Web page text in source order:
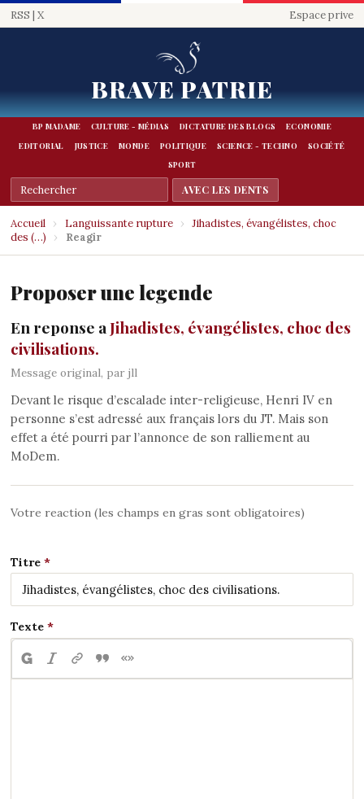
RSS | X Espace prive
BRAVE PATRIE
BP MADAME CULTURE - MÉDIAS DICTATURE DES BLOGS
ECONOMIE
EDITORIAL
JUSTICE MONDE POLITIQUE SCIENCE - TECHNO
SOCIÉTÉ
SPORT
Accueil › Languissante rupture ›
Jihadistes, évangélistes, choc
des (…)
› Reagir
Proposer une legende
En reponse aJihadistes, évangélistes, choc des
civilisations.
Message original, par jll
Devant le risque d’escalade inter-religieuse, Henri IV en
personne s’est adressé aux français lors du JT. Mais son
effet a été pourri par l’annonce de son ralliement au
MoDem.
Votre reaction (les champs en gras sont obligatoires)
Titre
Texte